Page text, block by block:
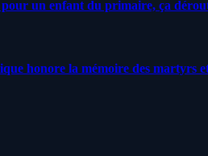
un enfant du primaire, ça
honore la mémoire des martyrs